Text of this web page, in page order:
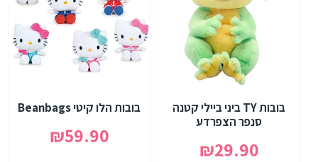
בובות TY ביני ביילי קטנה
סנפר הצפרדע
₪29.90
בובות הלו קיטי Beanbags
₪59.90